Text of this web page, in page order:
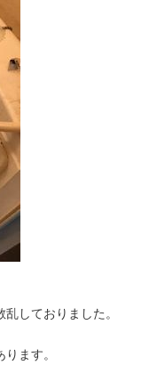
しておりました。
ます。